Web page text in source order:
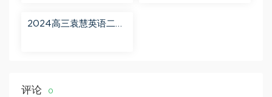
2024高三袁慧英语二轮
评论 0